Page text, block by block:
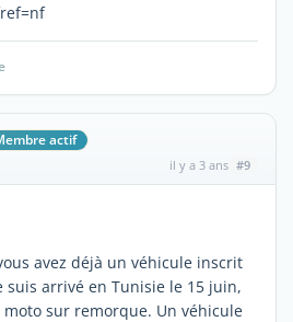
actif
il y a 3 ans #9
avez déjà un véhicule inscrit
suis arrivé en Tunisie le 15 juin,
sur remorque. Un véhicule